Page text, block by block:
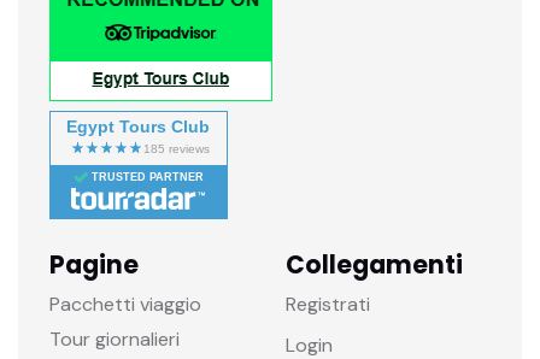
Egypt Tours Club
TRUSTED PARTNER
Pagine
Pacchetti viaggio
Tour giornalieri
Collegamenti
Registrati
Login